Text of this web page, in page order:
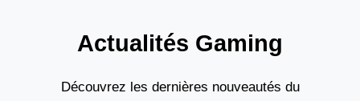
Actualités Gaming
Découvrez les dernières nouveautés du